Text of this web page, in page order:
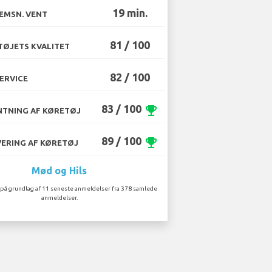
VENT 19 min.
KVALITET 81 / 100
82 / 100
AF KØRETØJ 83 / 100 emoji_events
AF KØRETØJ 89 / 100 emoji_events
Mød og Hils
grundlag af 11 seneste anmeldelser fra 378 samlede
anmeldelser.